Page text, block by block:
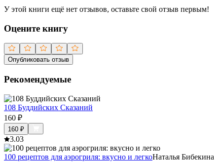
У этой книги ещё нет отзывов, оставьте свой отзыв первым!
Оцените книгу
Опубликовать отзыв
Рекомендуемые
108 Буддийских Сказаний
160 ₽
160 ₽
3.03
100 рецептов для аэрогриля: вкусно и легкоНаталья Бибекина